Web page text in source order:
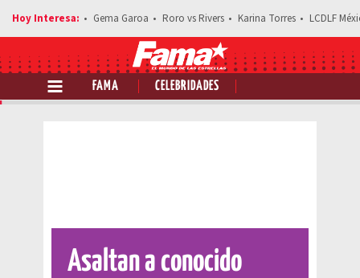
Gema Garoa Roro vs Rivers Karina Torres LCDLF
FAMA CELEBRIDADES
Comparte esta noticia
Asaltan a conocido